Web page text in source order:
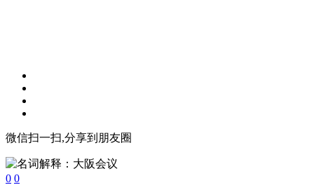
微信扫一扫,分享到朋友圈
0 0